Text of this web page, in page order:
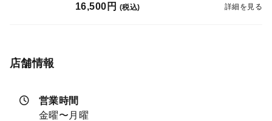
16,500円 (税込) 詳細を見る
店舗情報
営業時間
金曜〜月曜